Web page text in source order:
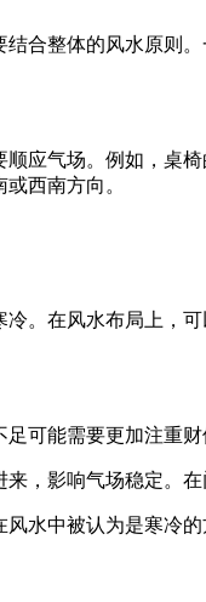
合整体的风水原则
应气场。例如，桌
西南方向。
。在风水布局上，
可能需要更加注重
，影响气场稳定。
水中被认为是寒冷